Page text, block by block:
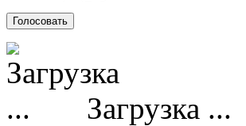
Загрузка ...